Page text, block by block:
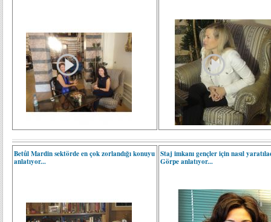
Betûl Mardin sektörde en çok zorlandığı konuyu
anlatıyor...
Staj imkanı gençler için nasıl
Görpe anlatıyor...